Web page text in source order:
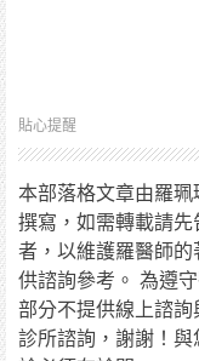
貼心提醒
本部落格文章由羅
撰寫，如需轉載請
者，以維護羅醫師
供諮詢參考。 為遵
部分不提供線上諮
診所諮詢，謝謝！